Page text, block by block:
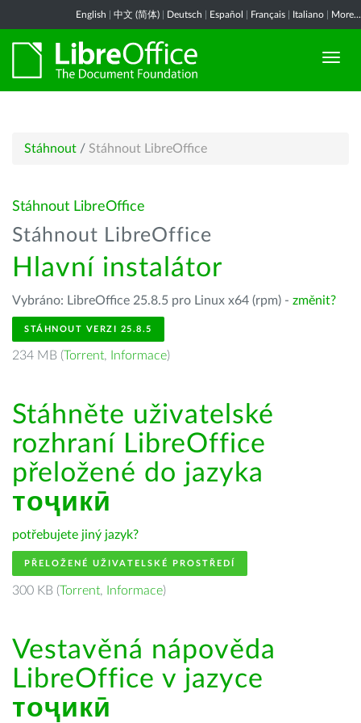
English 中文 (简体) Deutsch Español Français Italiano More...
Stáhnout / Stáhnout LibreOffice
Stáhnout LibreOffice
Stáhnout LibreOffice
Hlavní instalátor
Vybráno: LibreOffice 25.8.5 pro Linux x64 (rpm) - změnit?
STÁHNOUT VERZI 25.8.5
234 MB (Torrent, Informace)
Stáhněte uživatelské
rozhraní LibreOffice
přeložené do jazyka
тоҷикӣ
potřebujete jiný jazyk?
PŘELOŽENÉ UŽIVATELSKÉ PROSTŘEDÍ
300 KB (Torrent, Informace)
Vestavěná nápověda
LibreOffice v jazyce
тоҷикӣ